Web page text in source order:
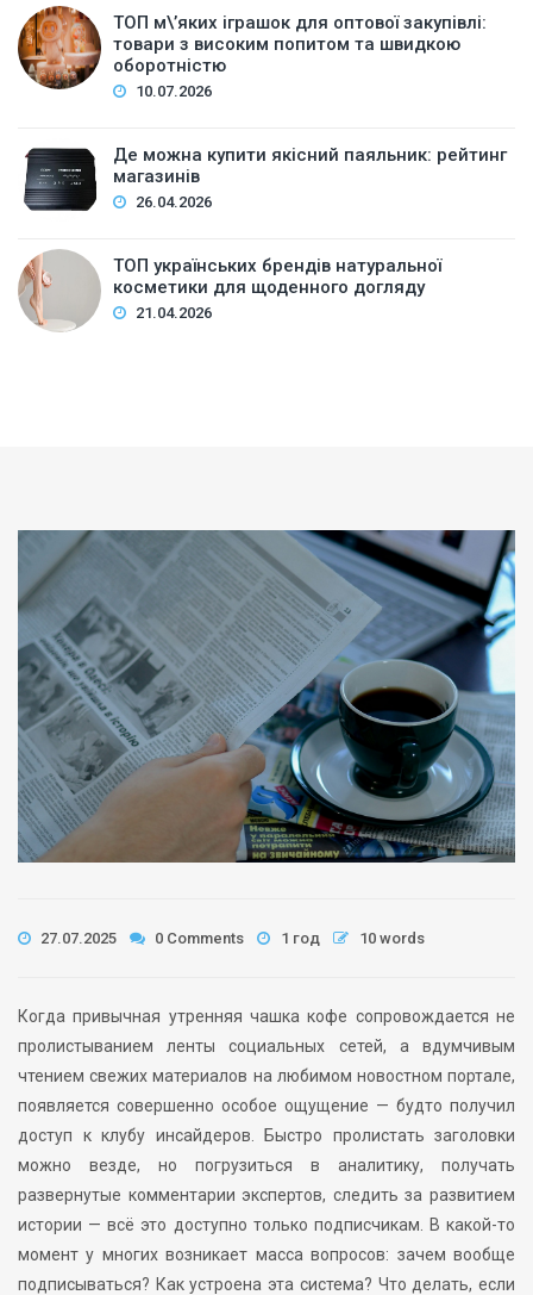
ТОП м\’яких іграшок для оптової закупівлі:
товари з високим попитом та швидкою
оборотністю
10.07.2026
Де можна купити якісний паяльник: рейтинг
магазинів
26.04.2026
ТОП українських брендів натуральної
косметики для щоденного догляду
21.04.2026
27.07.2025 0 Comments 1 год 10 words
Когда привычная утренняя чашка кофе сопровождается не
пролистыванием ленты социальных сетей, а вдумчивым
чтением свежих материалов на любимом новостном портале,
появляется совершенно особое ощущение — будто получил
доступ к клубу инсайдеров. Быстро пролистать заголовки
можно везде, но погрузиться в аналитику, получать
развернутые комментарии экспертов, следить за развитием
истории — всё это доступно только подписчикам. В какой-то
момент у многих возникает масса вопросов: зачем вообще
подписываться? Как устроена эта система? Что делать, если